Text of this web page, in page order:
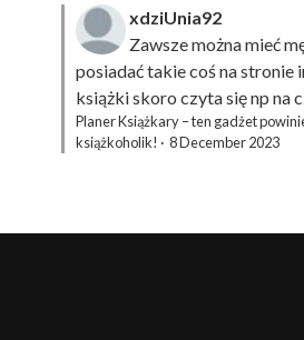
xdziUnia92
Zawsze można mieć
posiadać takie coś na stronie
książki skoro czyta się np na
Planer Książkary – ten gadżet
książkoholik! · 8 December 2023